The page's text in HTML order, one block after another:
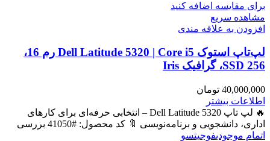
برای مقایسه اضافه کنید
مشاهده سریع
افزودن به علاقه مندی
لپ‌تاپ استوک Dell Latitude 5320 | Core i5 رم 16،
SSD 256، گرافیک Iris
40,000,000 تومان
اطلاعات بیشتر
🔥 لپ تاپ Dell Latitude 5320 – انتخابی حرفه‌ای برای کارهای
اداری، دانشجویی و برنامه‌نویسی 🔖 کد محصول: #41050 بررسی
اتمام موجودیفوجیتسو